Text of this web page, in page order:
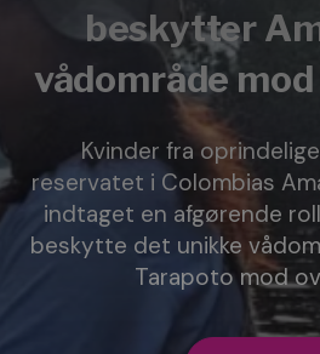
beskytter
vådområde
Kvinder fra
reservatet i Colombias
indtaget en afgørende
beskytte det unikke
Tarapoto mod